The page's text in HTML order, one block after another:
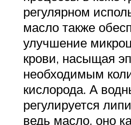
регулярном
масло также
улучшение
крови, насыщая
необходимым
кислорода. А
регулируется
ведь масло, оно